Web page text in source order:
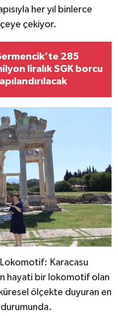
her yıl binlerce
çekiyor.
285
liralık SGK borcu
Karacasu
hayati bir lokomotif olan
ölçekte duyuran en